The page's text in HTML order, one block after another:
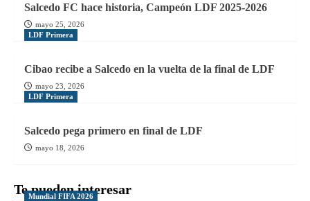
Salcedo FC hace historia, Campeón LDF 2025-2026
mayo 25, 2026
LDF Primera
Cibao recibe a Salcedo en la vuelta de la final de LDF
mayo 23, 2026
LDF Primera
Salcedo pega primero en final de LDF
mayo 18, 2026
Te pueden interesar
Mundial FIFA 2026